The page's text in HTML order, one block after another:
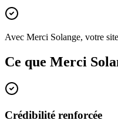
Avec Merci Solange, votre
Ce que Merci
Crédibilité renforcée